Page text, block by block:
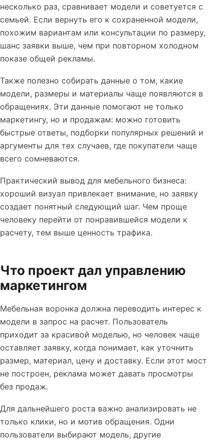
несколько раз, сравнивает модели и советуется с
семьей. Если вернуть его к сохраненной модели,
похожим вариантам или консультации по размеру,
шанс заявки выше, чем при повторном холодном
показе общей рекламы.
Также полезно собирать данные о том, какие
модели, размеры и материалы чаще появляются в
обращениях. Эти данные помогают не только
маркетингу, но и продажам: можно готовить
быстрые ответы, подборки популярных решений и
аргументы для тех случаев, где покупатели чаще
всего сомневаются.
Практический вывод для мебельного бизнеса:
хороший визуал привлекает внимание, но заявку
создает понятный следующий шаг. Чем проще
человеку перейти от понравившейся модели к
расчету, тем выше ценность трафика.
Что проект дал управлению
маркетингом
Мебельная воронка должна переводить интерес к
модели в запрос на расчет. Пользователь
приходит за красивой моделью, но человек чаще
оставляет заявку, когда понимает, как уточнить
размер, материал, цену и доставку. Если этот мост
не построен, реклама может давать просмотры
без продаж.
Для дальнейшего роста важно анализировать не
только клики, но и мотив обращения. Одни
пользователи выбирают модель, другие